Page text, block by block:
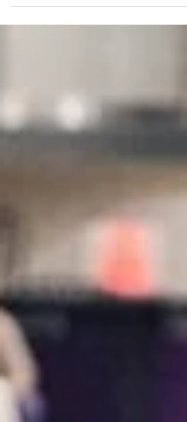
Martlets de McGill, deuxièmes, joueront pour